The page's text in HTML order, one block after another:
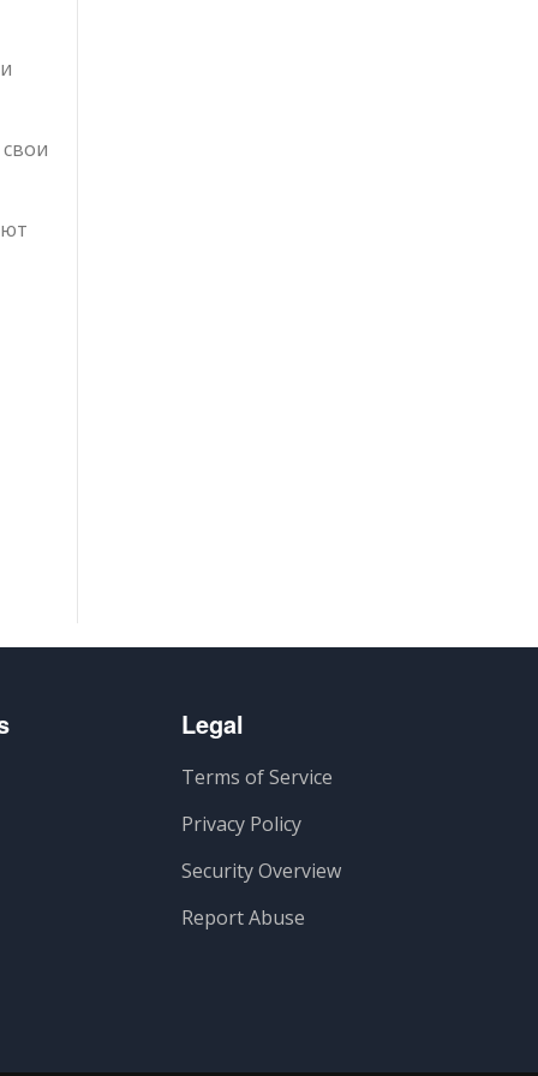
Legal
Terms of Service
Privacy Policy
Security Overview
Report Abuse